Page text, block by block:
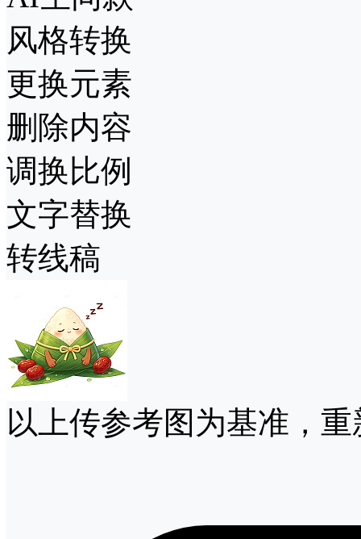
风格转换
更换元素
删除内容
调换比例
文字替换
转线稿
以上传参考图为基准，